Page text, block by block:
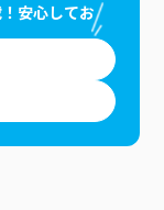
安心してお